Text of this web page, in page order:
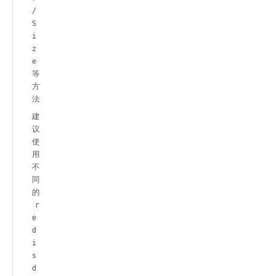
/
S
i
z
e
等
方
法
建
议
使
用
不
同
的
r
e
d
i
s
d